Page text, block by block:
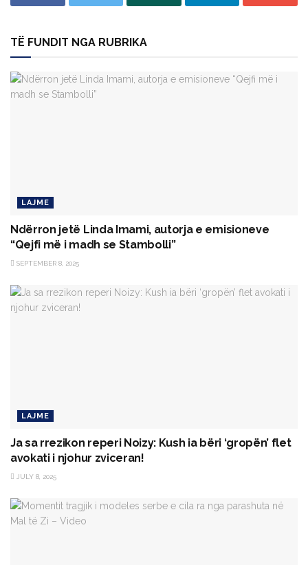
TË FUNDIT NGA RUBRIKA
LAJME
Ndërron jetë Linda Imami, autorja e emisioneve
“Qejfi më i madh se Stambolli”
SEPTEMBER 8, 2025
LAJME
Ja sa rrezikon reperi Noizy: Kush ia bëri ‘gropën’ flet
avokati i njohur zviceran!
JULY 8, 2025